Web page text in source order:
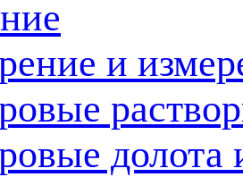
и
долота